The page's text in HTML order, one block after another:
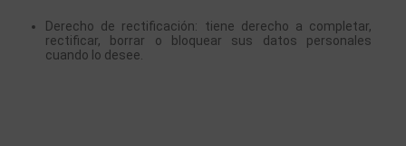
Derecho de rectificación: tiene derecho a completar,
rectificar, borrar o bloquear sus datos personales
cuando lo desee.